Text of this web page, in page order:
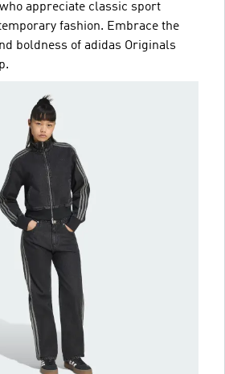
appreciate classic sport
fashion. Embrace the
boldness of adidas Originals